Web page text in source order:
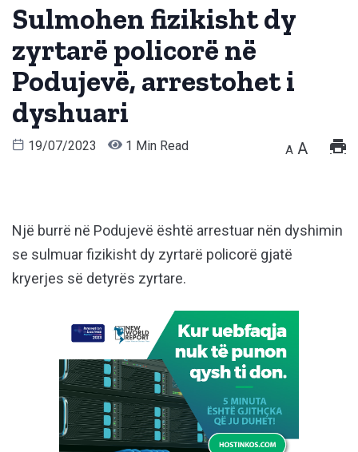
Sulmohen fizikisht dy
zyrtarë policorë në
Podujevë, arrestohet i
dyshuari
19/07/2023 1 Min Read A A
Një burrë në Podujevë është arrestuar nën dyshimin
se sulmuar fizikisht dy zyrtarë policorë gjatë
kryerjes së detyrës zyrtare.